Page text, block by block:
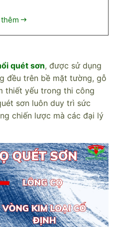
quét sơn, được sử dụng
đều trên bề mặt tường, gỗ
thiết yếu trong thi công
sơn luôn duy trì sức
chiến lược mà các đại lý